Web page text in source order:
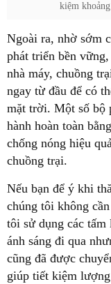
kiệm
Ngoài ra, nhờ sớm
phát triển bền
nhà máy, chuồng
ngay từ đầu để có
mặt trời. Một số bộ
hành hoàn toàn
chống nóng hiệu
chuồng trại.
Nếu bạn để ý khi
chúng tôi không
tôi sử dụng các tấm
ánh sáng đi qua
cũng đã được
giúp tiết kiệm